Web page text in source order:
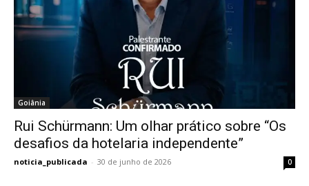
Goiânia
Rui Schürmann: Um olhar prático sobre “Os
desafios da hotelaria independente”
noticia_publicada - 30 de junho de 2026 0